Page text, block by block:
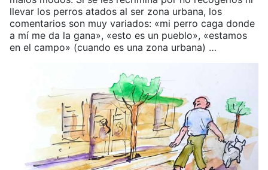
llevar los perros atados al ser zona urbana, los
comentarios son muy variados: «mi perro caga donde
a mí me da la gana», «esto es un pueblo», «estamos
en el campo» (cuando es una zona urbana) …